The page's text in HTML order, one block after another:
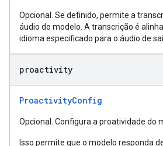
Opcional. Se definido, permite a
áudio do modelo. A transcrição é
idioma especificado para o áudio de
proactivity
ProactivityConfig
Opcional. Configura a proatividade do
Isso permite que o modelo responda